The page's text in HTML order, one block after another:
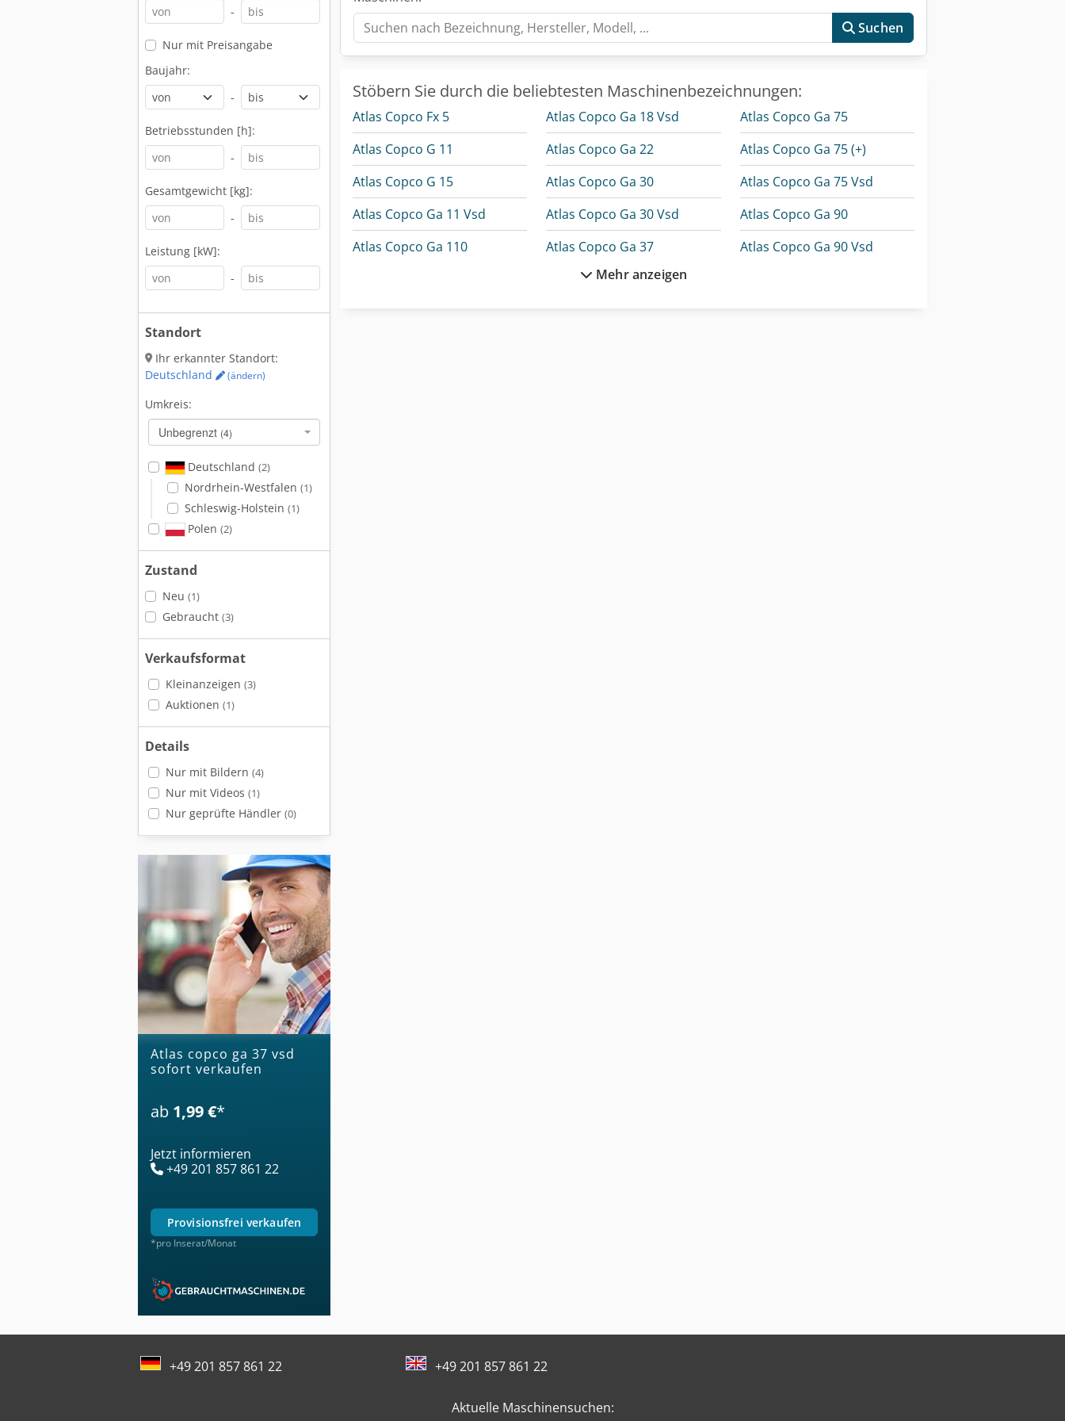
-
Nur mit Preisangabe
Baujahr:
-
Betriebsstunden [h]:
-
Gesamtgewicht [kg]:
-
Leistung [kW]:
-
Standort
Ihr erkannter Standort:
Deutschland
(ändern)
Umkreis:
Unbegrenzt (4)
Deutschland (2)
Nordrhein-Westfalen (1)
Schleswig-Holstein (1)
Polen (2)
Zustand
Neu (1)
Gebraucht (3)
Verkaufsformat
Kleinanzeigen (3)
Auktionen (1)
Details
Nur mit Bildern (4)
Nur mit Videos (1)
Nur geprüfte Händler (0)
atlas copco ga 37 vsd
sofort verkaufen
ab 1,99 €*
Jetzt informieren
+49 201 857 861 22
provisionsfrei verkaufen
*pro Inserat/Monat
Suchen
Stöbern Sie durch die beliebtesten Maschinenbezeichnungen:
Atlas Copco Fx 5
Atlas Copco G 11
Atlas Copco G 15
Atlas Copco Ga 11 Vsd
Atlas Copco Ga 110
Atlas Copco Ga 18 Vsd
Atlas Copco Ga 22
Atlas Copco Ga 30
Atlas Copco Ga 30 Vsd
Atlas Copco Ga 37
Atlas Copco Ga 45
Atlas Copco Ga 75
Atlas Copco Ga 75 (+)
Atlas Copco Ga 75 Vsd
Atlas Copco Ga 90
Atlas Copco Ga 90 Vsd
Mehr anzeigen
+49 201 857 861 22 +49 201 857 861 22
Aktuelle Maschinensuchen: